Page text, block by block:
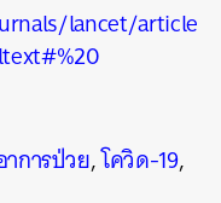
lancet/article
การป่วย,โควิด-19,